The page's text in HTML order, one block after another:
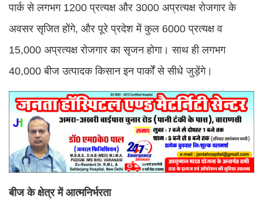
पार्क से लगभग 1200 प्रत्यक्ष और 3000 अप्रत्यक्ष रोजगार के
अवसर सृजित होंगे, और पूरे प्रदेश में कुल 6000 प्रत्यक्ष व
15,000 अप्रत्यक्ष रोजगार का सृजन होगा। साथ ही लगभग
40,000 बीज उत्पादक किसान इन पार्कों से सीधे जुड़ेंगे।
बीज के क्षेत्र में आत्मनिर्भरता